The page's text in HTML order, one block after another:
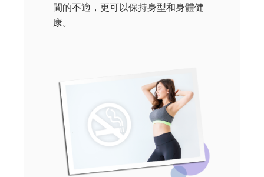
間的不適，更可以保持身型和身體健
康。